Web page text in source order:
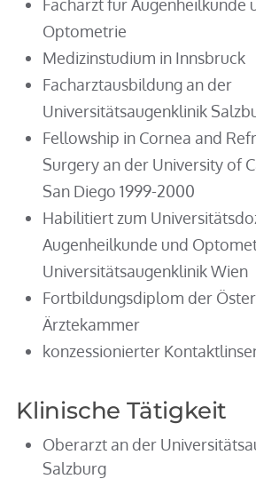
Facharzt für Augenheilkunde
Optometrie
Medizinstudium in Innsbruck
Facharztausbildung an der
Universitätsaugenklinik
Fellowship in Cornea and
Surgery an der University of
San Diego 1999-2000
Habilitiert zum
Augenheilkunde und
Universitätsaugenklinik Wien
Fortbildungsdiplom der
Ärztekammer
konzessionierter
Klinische Tätigkeit
Oberarzt an der
Salzburg